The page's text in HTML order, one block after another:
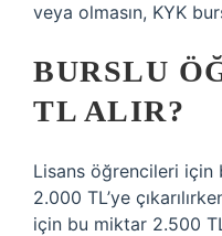
veya olmasın, KYK
BURSLU
TL ALIR?
Lisans öğrencileri için
2.000 TL’ye
için bu miktar 2.500